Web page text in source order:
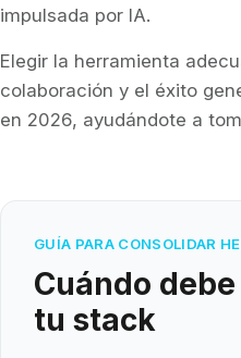
impulsada por IA.
Elegir la herramienta
colaboración y el éxito
en 2026, ayudándote a
GUÍA PARA CONSOLIDAR
Cuándo
tu stack